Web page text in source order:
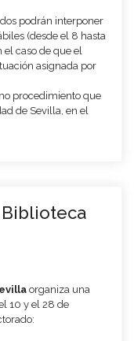
podrán interponer
(desde el 8 hasta
el caso de que el
asignada por
procedimiento que
de Sevilla, en el
organiza una
10 y el 28 de